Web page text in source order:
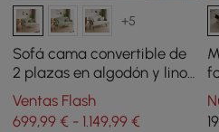
+5
Sofá cama convertible de
2 plazas en algodón y lino
con bandeja giratoria -
avena
Ventas Flash
699,99 € - 1.149,99 €